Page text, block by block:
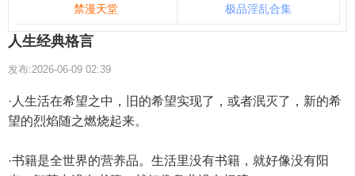
禁漫天堂 极品淫乱合集
人生经典格言
发布:2026-06-09 02:39
·人生活在希望之中，旧的希望实现了，或者泯灭了，新的希
望的烈焰随之燃烧起来。
·书籍是全世界的营养品。生活里没有书籍，就好像没有阳